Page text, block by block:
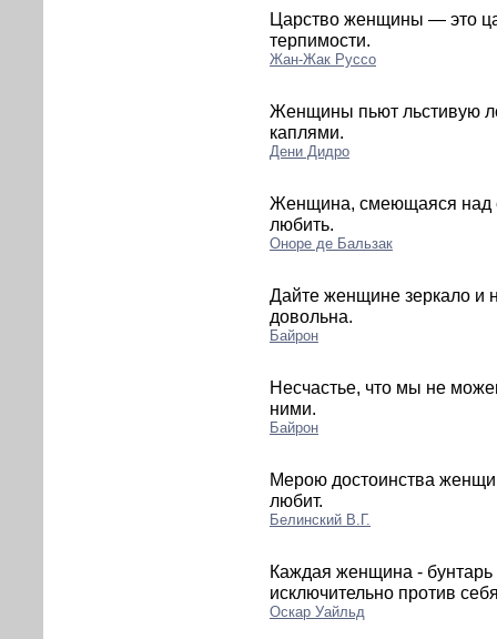
Царство женщины — это
терпимости.
Жан-Жак Руссо
Женщины пьют льстивую
каплями.
Дени Дидро
Женщина, смеющаяся над
любить.
Оноре де Бальзак
Дайте женщине зеркало и
довольна.
Байрон
Несчастье, что мы не
ними.
Байрон
Мерою достоинства
любит.
Белинский В.Г.
Каждая женщина - бунтарь
исключительно против
Оскар Уайльд